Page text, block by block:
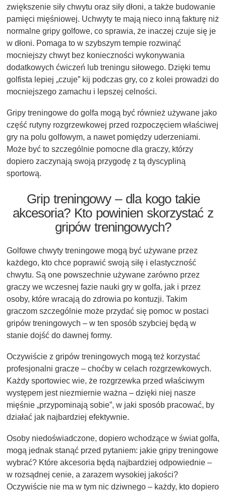
zwiększenie siły chwytu oraz siły dłoni, a także budowanie
pamięci mięśniowej. Uchwyty te mają nieco inną fakturę niż
normalne gripy golfowe, co sprawia, że inaczej czuje się je
w dłoni. Pomaga to w szybszym tempie rozwinąć
mocniejszy chwyt bez konieczności wykonywania
dodatkowych ćwiczeń lub treningu siłowego. Dzięki temu
golfista lepiej „czuje” kij podczas gry, co z kolei prowadzi do
mocniejszego zamachu i lepszej celności.
Gripy treningowe do golfa mogą być również używane jako
część rutyny rozgrzewkowej przed rozpoczęciem właściwej
gry na polu golfowym, a nawet pomiędzy uderzeniami.
Może być to szczególnie pomocne dla graczy, którzy
dopiero zaczynają swoją przygodę z tą dyscypliną
sportową.
Grip treningowy – dla kogo takie
akcesoria? Kto powinien skorzystać z
gripów treningowych?
Golfowe chwyty treningowe mogą być używane przez
każdego, kto chce poprawić swoją siłę i elastyczność
chwytu. Są one powszechnie używane zarówno przez
graczy we wczesnej fazie nauki gry w golfa, jak i przez
osoby, które wracają do zdrowia po kontuzji. Takim
graczom szczególnie może przydać się pomoc w postaci
gripów treningowych – w ten sposób szybciej będą w
stanie dojść do dawnej formy.
Oczywiście z gripów treningowych mogą też korzystać
profesjonalni gracze – choćby w celach rozgrzewkowych.
Każdy sportowiec wie, że rozgrzewka przed właściwym
występem jest niezmiernie ważna – dzięki niej nasze
mięśnie „przypominają sobie”, w jaki sposób pracować, by
działać jak najbardziej efektywnie.
Osoby niedoświadczone, dopiero wchodzące w świat golfa,
mogą jednak stanąć przed pytaniem: jakie gripy treningowe
wybrać? Które akcesoria będą najbardziej odpowiednie –
w rozsądnej cenie, a zarazem wysokiej jakości?
Oczywiście nie ma w tym nic dziwnego – każdy, kto dopiero